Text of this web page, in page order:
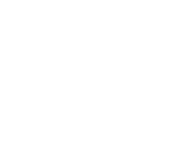
当たります。